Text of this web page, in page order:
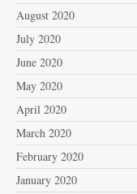
August 2020
July 2020
June 2020
May 2020
April 2020
March 2020
February 2020
January 2020